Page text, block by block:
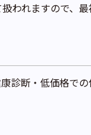
われますので、
診断・低価格で